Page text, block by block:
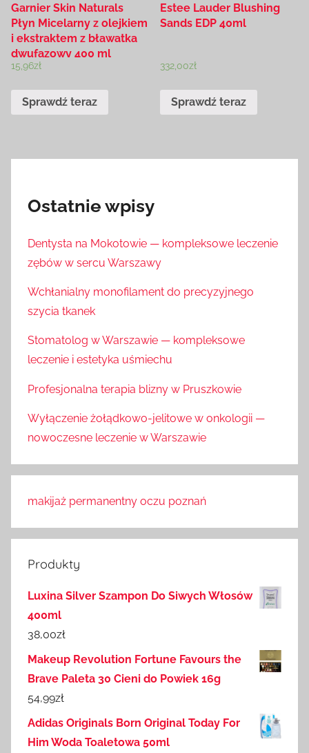
Garnier Skin Naturals
Płyn Micelarny z olejkiem
i ekstraktem z bławatka
dwufazowy 400 ml
15,96zł
Sprawdź teraz
Estee Lauder Blushing
Sands EDP 40ml
332,00zł
Sprawdź teraz
Ostatnie wpisy
Dentysta na Mokotowie — kompleksowe leczenie
zębów w sercu Warszawy
Wchłanialny monofilament do precyzyjnego
szycia tkanek
Stomatolog w Warszawie — kompleksowe
leczenie i estetyka uśmiechu
Profesjonalna terapia blizny w Pruszkowie
Wyłączenie żołądkowo-jelitowe w onkologii —
nowoczesne leczenie w Warszawie
makijaż permanentny oczu poznań
Produkty
Luxina Silver Szampon Do Siwych Włosów
400ml
38,00zł
Makeup Revolution Fortune Favours the
Brave Paleta 30 Cieni do Powiek 16g
54,99zł
Adidas Originals Born Original Today For
Him Woda Toaletowa 50ml